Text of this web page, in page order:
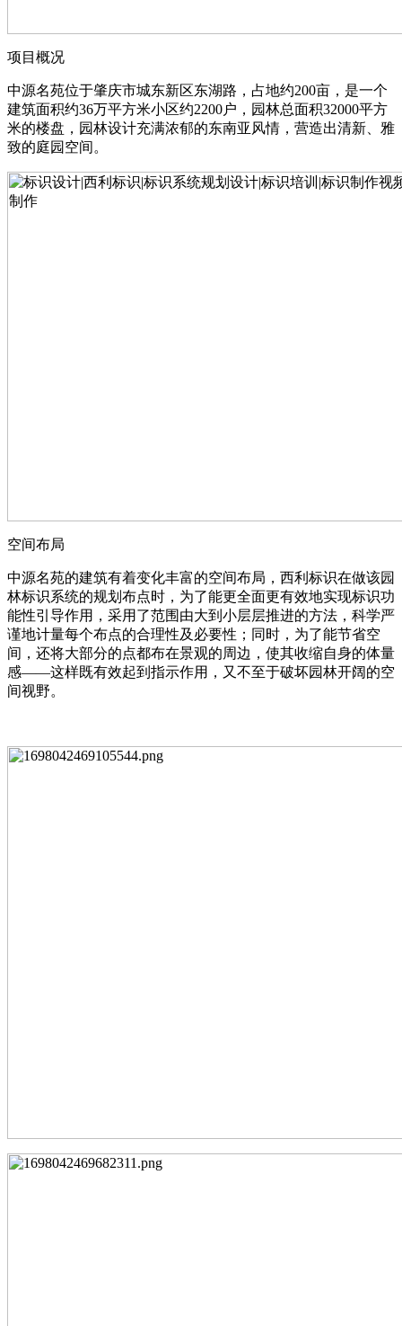
项目概况
中源名苑位于肇庆市城东新区东湖路，占地约200亩，是一个
建筑面积约36万平方米小区约2200户，园林总面积32000平方
米的楼盘，园林设计充满浓郁的东南亚风情，营造出清新、雅
致的庭园空间。
空间布局
中源名苑的建筑有着变化丰富的空间布局，西利标识在做该园
林标识系统的规划布点时，为了能更全面更有效地实现标识功
能性引导作用，采用了范围由大到小层层推进的方法，科学严
谨地计量每个布点的合理性及必要性；同时，为了能节省空
间，还将大部分的点都布在景观的周边，使其收缩自身的体量
感——这样既有效起到指示作用，又不至于破坏园林开阔的空
间视野。